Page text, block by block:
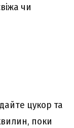
чи
цукор та
поки